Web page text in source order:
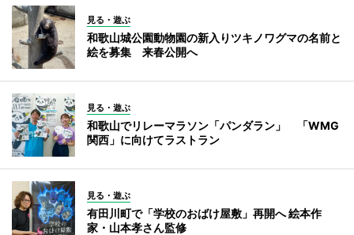
見る・遊ぶ
和歌山城公園動物園の新入りツキノワグマの名前と
絵を募集 来春公開へ
見る・遊ぶ
和歌山でリレーマラソン「パンダラン」 「WMG
関西」に向けてラストラン
見る・遊ぶ
有田川町で「学校のおばけ屋敷」再開へ 絵本作
家・山本孝さん監修